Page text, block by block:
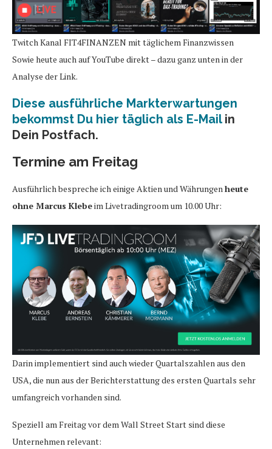
Twitch Kanal FIT4FINANZEN mit täglichem Finanzwissen
Sowie heute auch auf YouTube direkt – dazu ganz unten in der
Analyse der Link.
Diese ausführliche Markterwartungen
bekommst Du hier täglich als E-Mailin
Dein Postfach.
Termine am Freitag
Ausführlich bespreche ich einige Aktien und Währungenheute
ohne Marcus Klebeim Livetradingroom um 10.00 Uhr:
Darin implementiert sind auch wieder Quartalszahlen aus den
USA, die nun aus der Berichterstattung des ersten Quartals sehr
umfangreich vorhanden sind.
Speziell am Freitag vor dem Wall Street Start sind diese
Unternehmen relevant: